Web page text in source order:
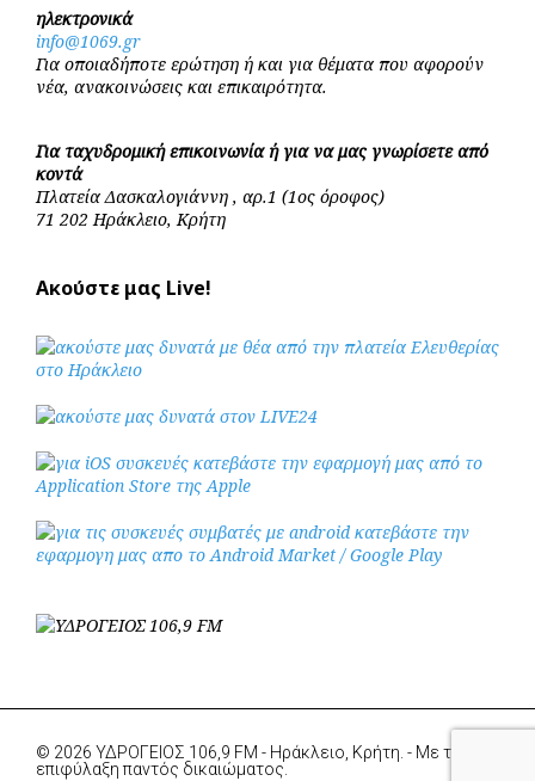
ηλεκτρονικά
info@1069.gr
Για οποιαδήποτε ερώτηση ή και για θέματα που αφορούν
νέα, ανακοινώσεις και επικαιρότητα.
Για ταχυδρομική επικοινωνία ή για να μας γνωρίσετε από
κοντά
Πλατεία Δασκαλογιάννη , αρ.1 (1ος όροφος)
71 202 Ηράκλειο, Κρήτη
Ακούστε μας Live!
© 2026 ΥΔΡΟΓΕΙΟΣ 106,9 FM - Ηράκλειο, Κρήτη. - Με την
επιφύλαξη παντός δικαιώματος.